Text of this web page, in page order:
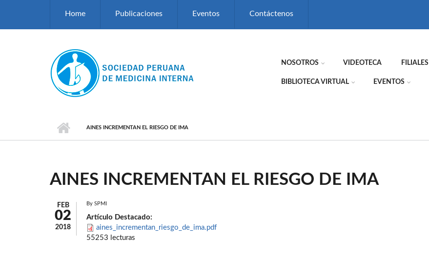
Home Publicaciones Eventos Contáctenos
NOSOTROS VIDEOTECA FILIALES
BIBLIOTECA VIRTUAL EVENTOS
AINES INCREMENTAN EL RIESGO DE IMA
AINES INCREMENTAN EL RIESGO DE IMA
FEB
02
2018
By SPMI
Artículo Destacado:
aines_incrementan_riesgo_de_ima.pdf
55253 lecturas